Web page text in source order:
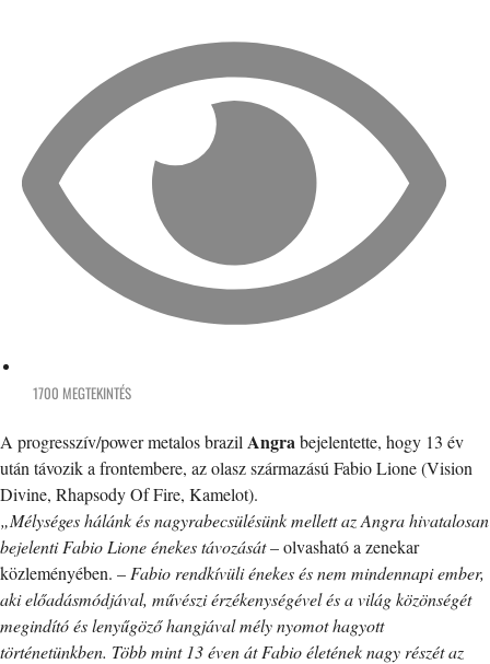
1700 MEGTEKINTÉS
A progresszív/power metalos brazil Angrabejelentette, hogy 13 év
után távozik a frontembere, az olasz származású Fabio Lione (Vision
Divine, Rhapsody Of Fire, Kamelot).
„Mélységes hálánk és nagyrabecsülésünk mellett az Angra hivatalosan
bejelenti Fabio Lione énekes távozását– olvasható a zenekar
közleményében. – Fabio rendkívüli énekes és nem mindennapi ember,
aki előadásmódjával, művészi érzékenységével és a világ közönségét
megindító és lenyűgöző hangjával mély nyomot hagyott
történetünkben. Több mint 13 éven át Fabio életének nagy részét az